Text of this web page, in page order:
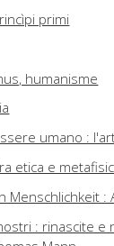
primi
humanisme
umano :
etica e
Menschlichkeit :
: rinascite